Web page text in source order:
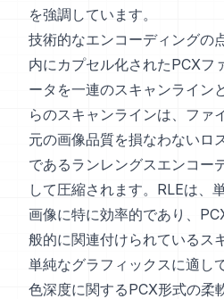
を強調しています。
技術的なエンコーディングの
内にカプセル化されたPCXフ
ータを一連のスキャンライン
らのスキャンラインは、ファ
元の画像品質を損なわないロ
であるランレングスエンコー
して圧縮されます。RLEは、
画像に特に効率的であり、
般的に関連付けられているス
単純なグラフィックスに適し
色深度に関するPCX形式の柔